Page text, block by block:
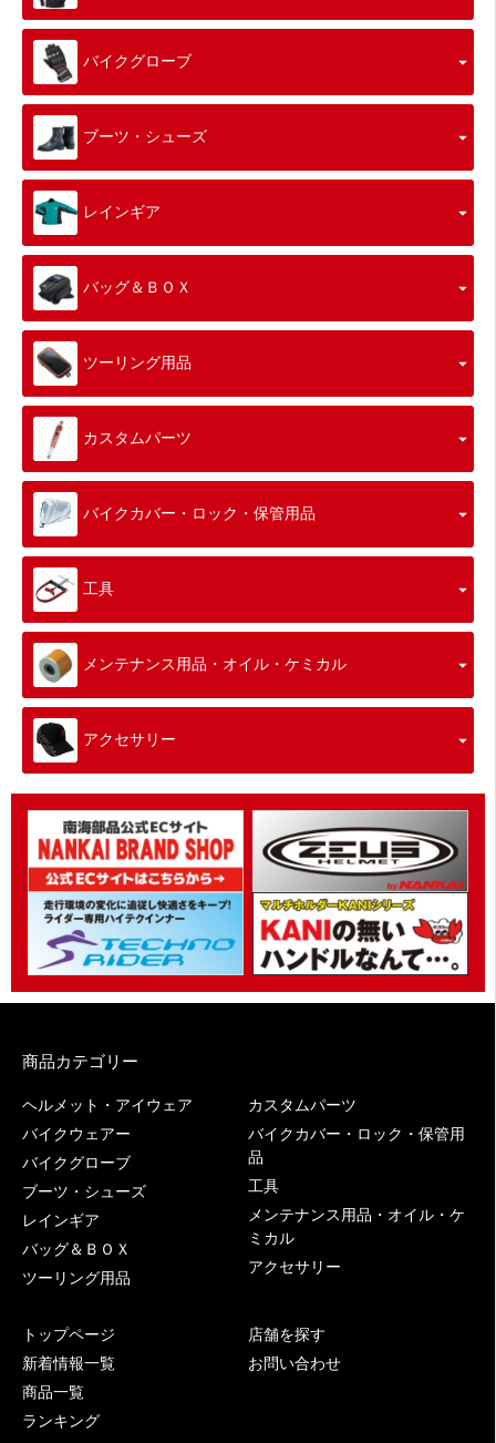
バイクグローブ
ブーツ・シューズ
レインギア
バッグ＆ＢＯＸ
ツーリング用品
カスタムパーツ
バイクカバー・ロック・保管用品
工具
メンテナンス用品・オイル・ケミカル
アクセサリー
商品カテゴリー
ヘルメット・アイウェア
バイクウェアー
バイクグローブ
ブーツ・シューズ
レインギア
バッグ＆ＢＯＸ
ツーリング用品
カスタムパーツ
バイクカバー・ロック・保管用
品
工具
メンテナンス用品・オイル・ケ
ミカル
アクセサリー
トップページ
新着情報一覧
商品一覧
ランキング
店舗を探す
お問い合わせ